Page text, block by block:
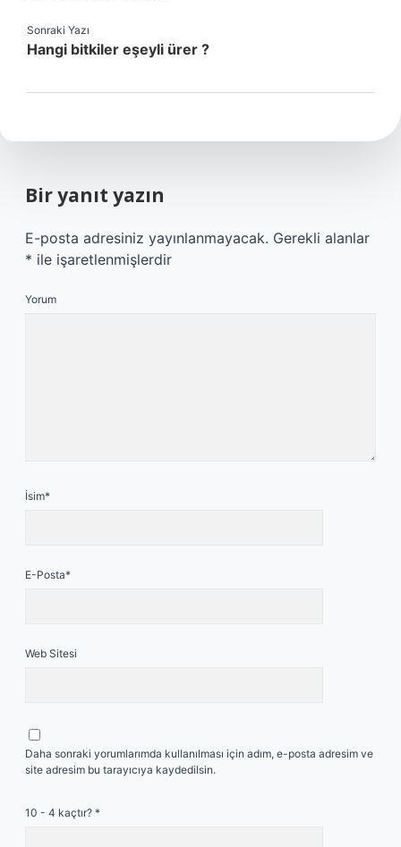
Sonraki Yazı
Hangi bitkiler eşeyli ürer ?
Bir yanıt yazın
E-posta adresiniz yayınlanmayacak. Gerekli alanlar
* ile işaretlenmişlerdir
Yorum
İsim*
E-Posta*
Web Sitesi
Daha sonraki yorumlarımda kullanılması için adım, e-posta adresim ve
site adresim bu tarayıcıya kaydedilsin.
10 - 4 kaçtır? *